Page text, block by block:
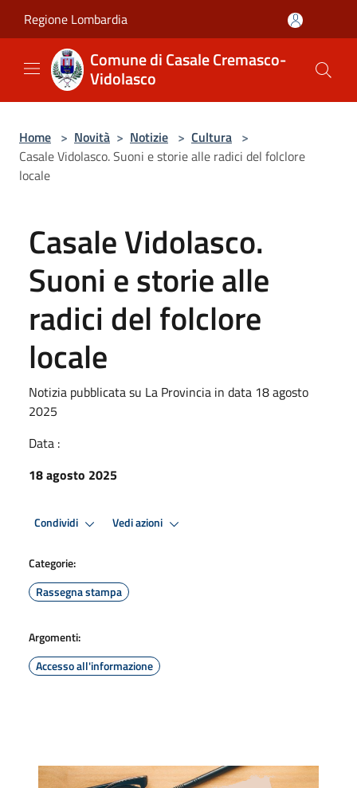
Regione Lombardia
Comune di Casale Cremasco-
Vidolasco
Home > Novità > Notizie > Cultura >
Casale Vidolasco. Suoni e storie alle radici del folclore
locale
Casale Vidolasco.
Suoni e storie alle
radici del folclore
locale
Notizia pubblicata su La Provincia in data 18 agosto
2025
Data :
18 agosto 2025
Condividi Vedi azioni
Categorie:
Rassegna stampa
Argomenti:
Accesso all'informazione